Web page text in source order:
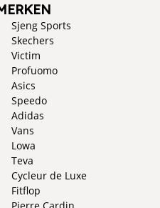
Sjeng Sports
Skechers
Victim
Profuomo
Asics
Speedo
Adidas
Vans
Lowa
Teva
Cycleur de Luxe
Fitflop